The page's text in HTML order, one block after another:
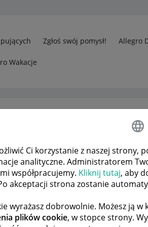
Ci korzystanie z naszej strony,
analityczne. Administratorem
współpracujemy. Kliknij tutaj, aby
akceptacji strona zostanie
wyrażasz dobrowolnie. Możesz ją w
plików cookie, w stopce strony.
Zgłoś swój pomysł! Allegro
Wakacje
NASTĘPNA